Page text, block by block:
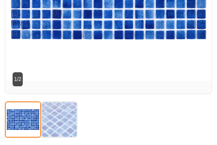
1/2
meslektaşlar arıyoruz. Özgeçmişlerinizi
gönderdikten sonra tarafımıza bilgi
vermeniz faydalı olacaktır.